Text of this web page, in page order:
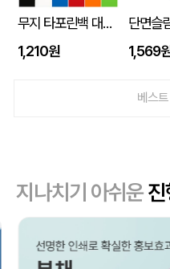
무지 타포린백 대형 (42x40x23) 타포린가방 시장가방 보조가방 // 인쇄제작가능
1,210원
1,569
베스
지나치기 아쉬운